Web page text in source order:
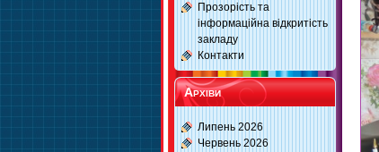
Прозорість та
інформаційна відкритість
закладу
Контакти
Архіви
Липень 2026
Червень 2026